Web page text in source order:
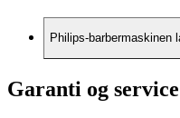
Philips-barbermaskinen
Garanti og service